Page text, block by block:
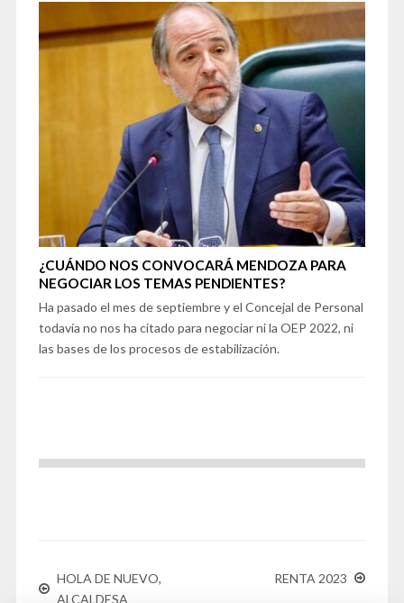
¿CUÁNDO NOS CONVOCARÁ MENDOZA PARA
NEGOCIAR LOS TEMAS PENDIENTES?
Ha pasado el mes de septiembre y el Concejal de Personal
todavía no nos ha citado para negociar ni la OEP 2022, ni
las bases de los procesos de estabilización.
HOLA DE NUEVO,
ALCALDESA
RENTA 2023